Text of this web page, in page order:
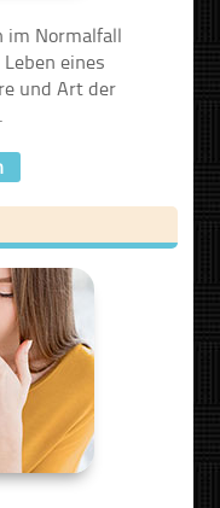
im Normalfall
eines
und Art der